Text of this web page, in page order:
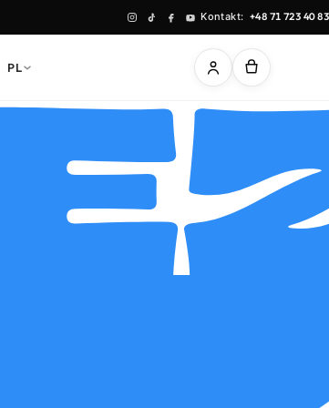
Kontakt: +48 71 723 40 83
PL